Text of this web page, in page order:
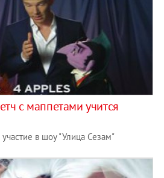
с маппетами учится
в шоу "Улица Сезам"